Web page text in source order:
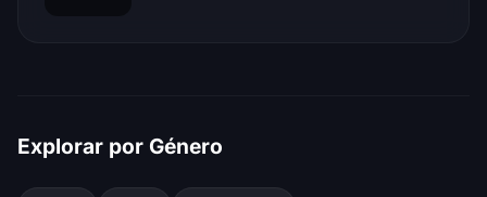
Explorar por Género